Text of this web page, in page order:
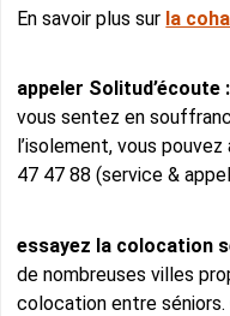
En savoir plus sur la
appeler Solitud’écoute :
vous sentez en
l’isolement, vous
47 47 88 (service &
essayez la colocation
de nombreuses villes
colocation entre séniors.